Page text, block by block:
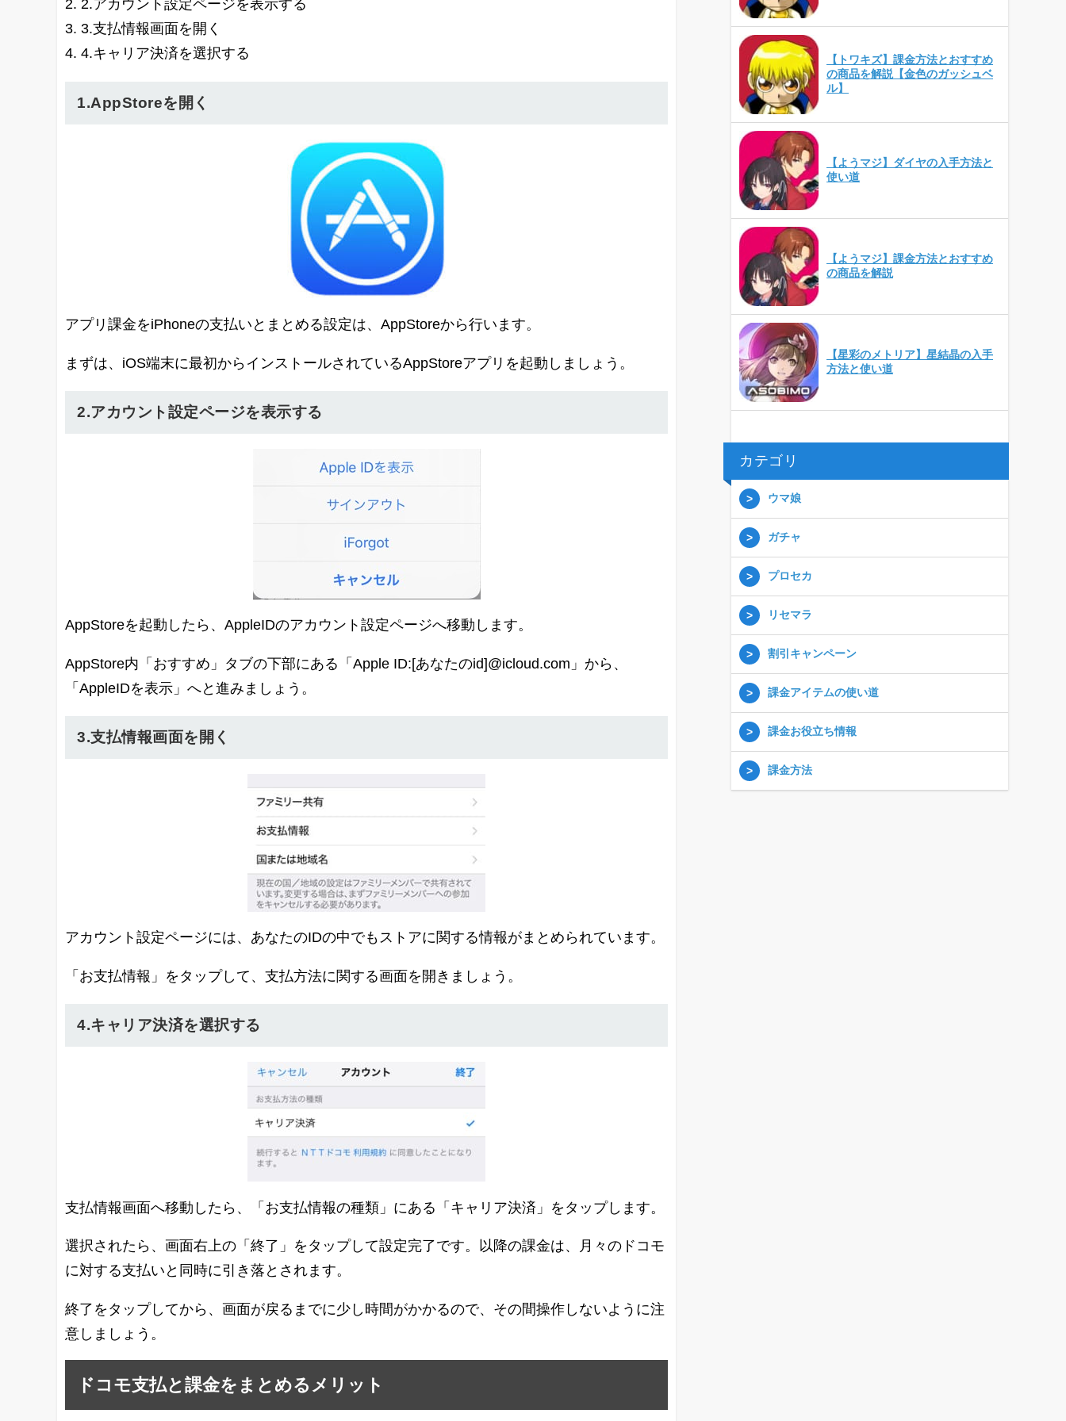
2.アカウント設定ページを表示する
3.支払情報画面を開く
4.キャリア決済を選択する
1.AppStoreを開く
アプリ課金をiPhoneの支払いとまとめる設定は、AppStoreから行います。
まずは、iOS端末に最初からインストールされているAppStoreアプリを起動しましょう。
2.アカウント設定ページを表示する
AppStoreを起動したら、AppleIDのアカウント設定ページへ移動します。
AppStore内「おすすめ」タブの下部にある「Apple ID:[あなたのid]@icloud.com」から、
「AppleIDを表示」へと進みましょう。
3.支払情報画面を開く
アカウント設定ページには、あなたのIDの中でもストアに関する情報がまとめられています。
「お支払情報」をタップして、支払方法に関する画面を開きましょう。
4.キャリア決済を選択する
支払情報画面へ移動したら、「お支払情報の種類」にある「キャリア決済」をタップします。
選択されたら、画面右上の「終了」をタップして設定完了です。以降の課金は、月々のドコモ
に対する支払いと同時に引き落とされます。
終了をタップしてから、画面が戻るまでに少し時間がかかるので、その間操作しないように注
意しましょう。
ドコモ支払と課金をまとめるメリット
【トワキズ】課金方法とおすすめ
の商品を解説【金色のガッシュベ
ル】
【ようマジ】ダイヤの入手方法と
使い道
【ようマジ】課金方法とおすすめ
の商品を解説
【星彩のメトリア】星結晶の入手
方法と使い道
カテゴリ
ウマ娘
ガチャ
プロセカ
リセマラ
割引キャンペーン
課金アイテムの使い道
課金お役立ち情報
課金方法